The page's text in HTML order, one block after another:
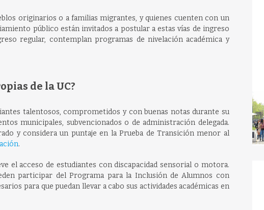
originarios o a familias migrantes, y quienes cuenten con un
público están invitados a postular a estas vías de ingreso
regular, contemplan programas de nivelación académica y
de la UC?
talentosos, comprometidos y con buenas notas durante su
municipales, subvencionados o de administración delegada.
y considera un puntaje en la Prueba de Transición menor al
.
el acceso de estudiantes con discapacidad sensorial o motora.
participar del Programa para la Inclusión de Alumnos con
para que puedan llevar a cabo sus actividades académicas en